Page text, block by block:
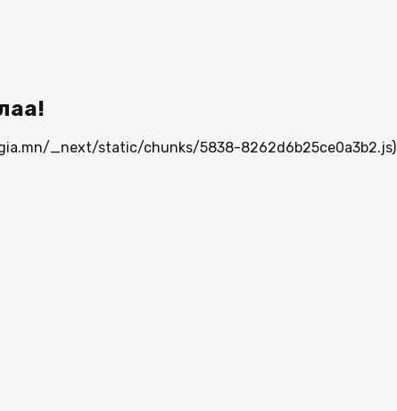
_next/static/chunks/5838-8262d6b25ce0a3b2.js)